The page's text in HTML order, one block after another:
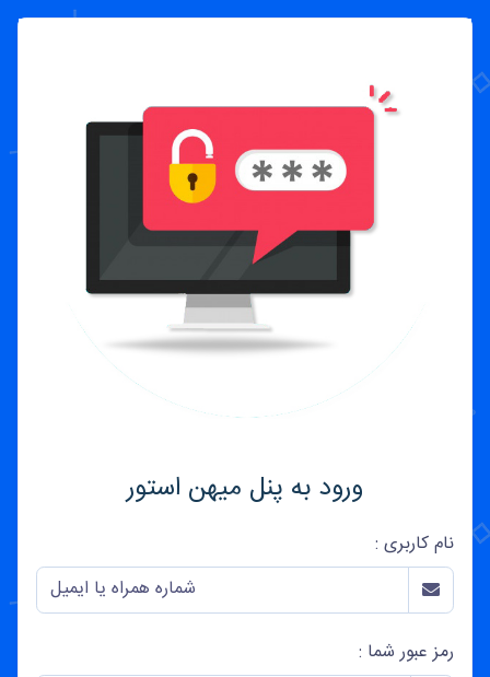
ورود به پنل میهن استور
نام کاربری :
رمز عبور شما :